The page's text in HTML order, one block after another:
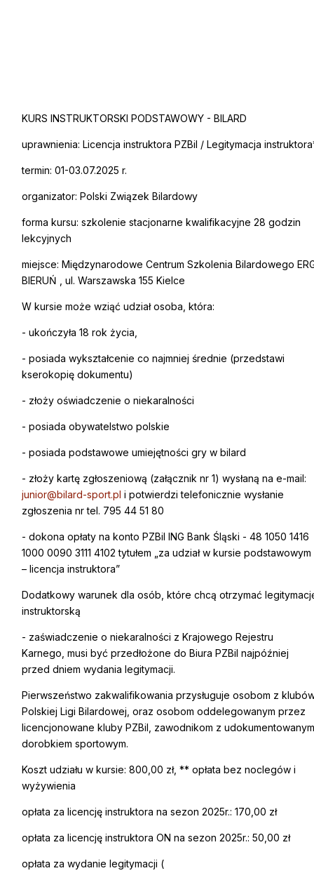
KURS INSTRUKTORSKI PODSTAWOWY - BILARD
uprawnienia: Licencja instruktora PZBil / Legitymacja
termin: 01-03.07.2025 r.
organizator: Polski Związek Bilardowy
forma kursu: szkolenie stacjonarne kwalifikacyjne 28 godzin
lekcyjnych
miejsce: Międzynarodowe Centrum Szkolenia Bilardowego
BIERUŃ , ul. Warszawska 155 Kielce
W kursie może wziąć udział osoba, która:
- ukończyła 18 rok życia,
- posiada wykształcenie co najmniej średnie (przedstawi
kserokopię dokumentu)
- złoży oświadczenie o niekaralności
- posiada obywatelstwo polskie
- posiada podstawowe umiejętności gry w bilard
- złoży kartę zgłoszeniową (załącznik nr 1) wysłaną na e-mail:
junior@bilard-sport.pl i potwierdzi telefonicznie wysłanie
zgłoszenia nr tel. 795 44 51 80
- dokona opłaty na konto PZBil ING Bank Śląski - 48 1050 1416
1000 0090 3111 4102 tytułem „za udział w kursie podstawowym
– licencja instruktora”
Dodatkowy warunek dla osób, które chcą otrzymać
instruktorską
- zaświadczenie o niekaralności z Krajowego Rejestru
Karnego, musi być przedłożone do Biura PZBil najpóźniej
przed dniem wydania legitymacji.
Pierwszeństwo zakwalifikowania przysługuje osobom z
Polskiej Ligi Bilardowej, oraz osobom oddelegowanym przez
licencjonowane kluby PZBil, zawodnikom z udokumentowanym
dorobkiem sportowym.
Koszt udziału w kursie: 800,00 zł, ** opłata bez noclegów i
wyżywienia
opłata za licencję instruktora na sezon 2025r.: 170,00 zł
opłata za licencję instruktora ON na sezon 2025r.: 50,00 zł
opłata za wydanie legitymacji (